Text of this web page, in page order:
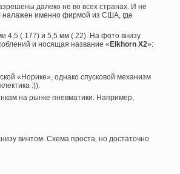
далеко не во всех странах. И не
налажен именно фирмой из США, где
4,5 (.177) и 5,5 мм (.22). На фото внизу
и носящая название « Elkhorn X2»:
«Норике», однако спусковой механизм
:)).
на рынке пневматики. Например,
винтом. Схема проста, но достаточно